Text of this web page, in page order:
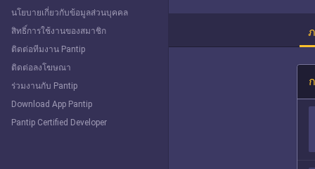
นโยบายเกี่ยวกับข้อมูลส่วนบุคคล
สิทธิ์การใช้งานของสมาชิก
ติดต่อทีมงาน Pantip
ติดต่อลงโฆษณา
ร่วมงานกับ Pantip
Download App Pantip
Pantip Certified Developer